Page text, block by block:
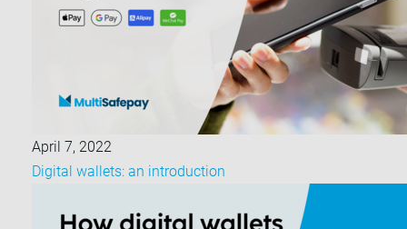
April 7, 2022
Digital wallets: an introduction